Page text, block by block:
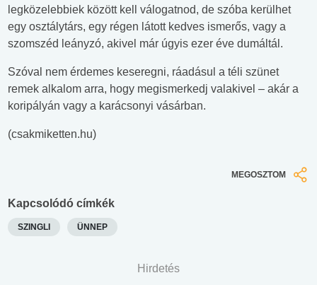
legközelebbiek között kell válogatnod, de szóba kerülhet
egy osztálytárs, egy régen látott kedves ismerős, vagy a
szomszéd leányzó, akivel már úgyis ezer éve dumáltál.
Szóval nem érdemes keseregni, ráadásul a téli szünet
remek alkalom arra, hogy megismerkedj valakivel – akár a
koripályán vagy a karácsonyi vásárban.
(csakmiketten.hu)
MEGOSZTOM
Kapcsolódó címkék
SZINGLI ÜNNEP
Hirdetés